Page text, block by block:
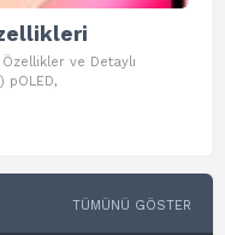
ve Detaylı
pOLED,
TÜMÜNÜ GÖSTER